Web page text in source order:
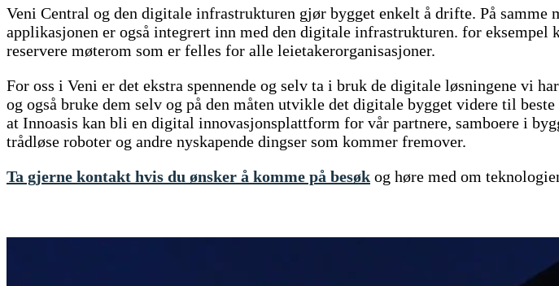
Veni Central og den digitale infrastrukturen gjør bygget enkelt å drifte. På samme
applikasjonen er også integrert inn med den digitale infrastrukturen. for
reservere møterom som er felles for alle leietakerorganisasjoner.
For oss i Veni er det ekstra spennende og selv ta i bruk de digitale løsningene vi
og også bruke dem selv og på den måten utvikle det digitale bygget videre til
at Innoasis kan bli en digital innovasjonsplattform for vår partnere, samboere i
trådløse roboter og andre nyskapende dingser som kommer fremover.
Ta gjerne kontakt hvis du ønsker å komme på besøk og høre med om